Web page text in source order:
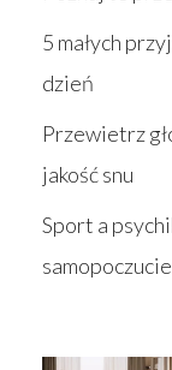
5 małych
dzień
Przewietrz
jakość snu
Sport a